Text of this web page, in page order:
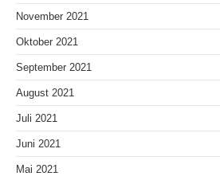
November 2021
Oktober 2021
September 2021
August 2021
Juli 2021
Juni 2021
Mai 2021